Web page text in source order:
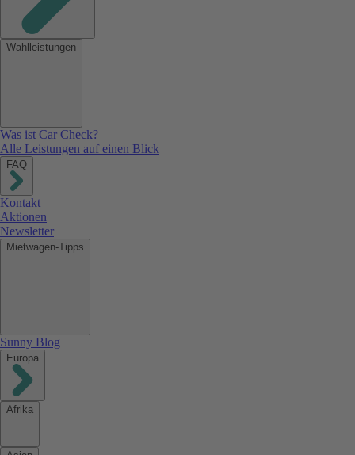
Wahlleistungen
Was ist Car Check?
Alle Leistungen auf einen Blick
FAQ
Kontakt
Aktionen
Newsletter
Mietwagen-Tipps
Sunny Blog
Europa
Afrika